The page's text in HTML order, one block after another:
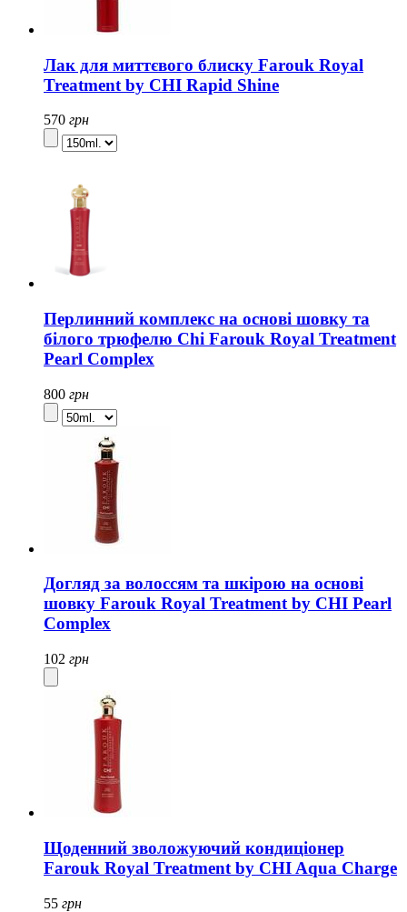
Лак для миттєвого блиску Farouk Royal
Treatment by CHI Rapid Shine
570 грн
Перлинний комплекс на основі шовку та
білого трюфелю Chi Farouk Royal Treatment
Pearl Complex
800 грн
Догляд за волоссям та шкірою на основі
шовку Farouk Royal Treatment by CHI Pearl
Complex
102 грн
Щоденний зволожуючий кондиціонер
Farouk Royal Treatment by CHI Aqua Charge
55 грн